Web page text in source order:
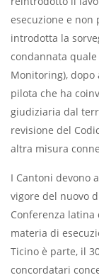
esecuzione e non
introdotta la
condannata
Monitoring),
pilota che ha
giudiziaria dal
revisione del
altra misura
I Cantoni devono
vigore del nuovo
Conferenza
materia di
Ticino è parte, il
concordatari